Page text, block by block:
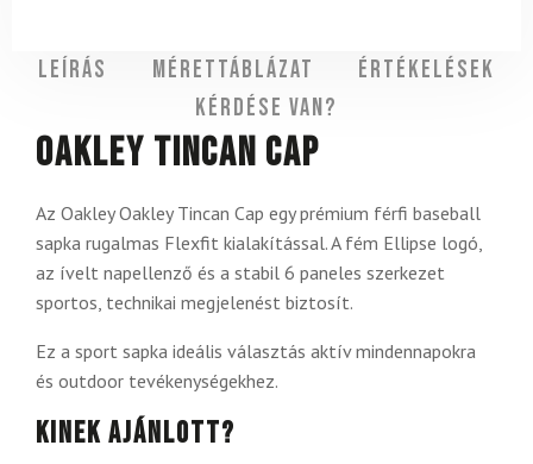
Leírás Mérettáblázat
Értékelések
Kérdése van?
Oakley Tincan Cap
Az Oakley Oakley Tincan Cap egy prémium férfi baseball
sapka rugalmas Flexfit kialakítással. A fém Ellipse logó,
az ívelt napellenző és a stabil 6 paneles szerkezet
sportos, technikai megjelenést biztosít.
Ez a sport sapka ideális választás aktív mindennapokra
és outdoor tevékenységekhez.
Kinek ajánlott?